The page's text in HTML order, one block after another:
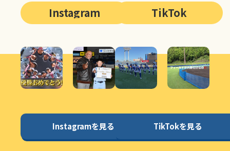
Instagram
Instagramを見る
TikTok
TikTokを見る